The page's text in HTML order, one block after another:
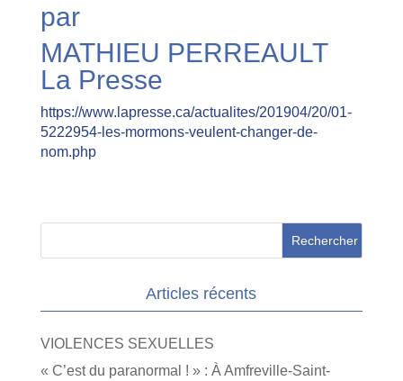
par
MATHIEU PERREAULT
La Presse
https://www.lapresse.ca/actualites/201904/20/01-
5222954-les-mormons-veulent-changer-de-
nom.php
Articles récents
VIOLENCES SEXUELLES
« C’est du paranormal ! » : À Amfreville-Saint-